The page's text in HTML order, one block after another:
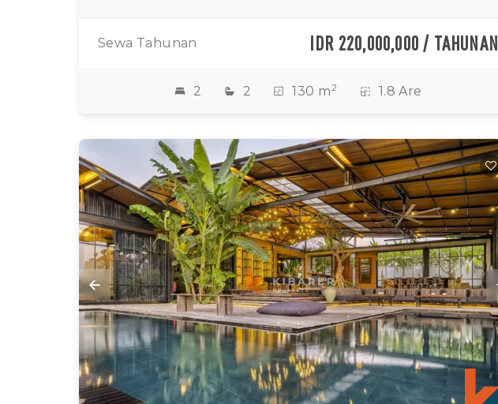
Sewa Tahunan IDR 220,000,000 / TAHUNAN
2 2 130 m2 1.8 Are